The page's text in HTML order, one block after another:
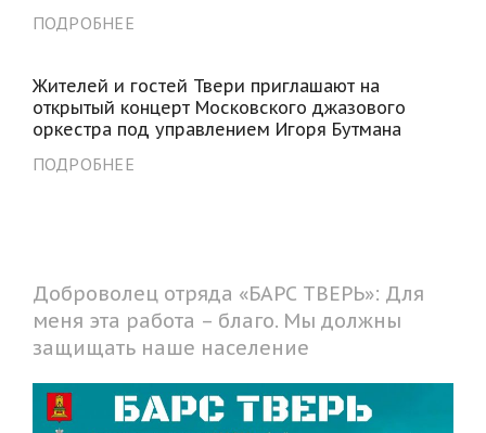
ПОДРОБНЕЕ
Жителей и гостей Твери приглашают на
открытый концерт Московского джазового
оркестра под управлением Игоря Бутмана
ПОДРОБНЕЕ
Доброволец отряда «БАРС ТВЕРЬ»: Для
меня эта работа – благо. Мы должны
защищать наше население